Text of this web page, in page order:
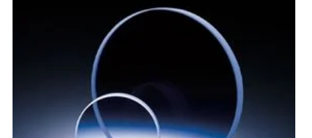
Components | SCHOTT 光學
| 紅外線光學產品
| 雷射顯微鏡
Isolators | 晶體和隔離器
| 雷射偏光片
Objectives | 有限共軛物鏡
Lighting |顯微鏡照明
| 實驗室和生產線
| 影視製作和高級攝影
Accessories | 成像鏡頭配件
Cameras | IDS 相機
Labs Cameras™ | Lucid Vision
| Pixelink 相機
Roughness Standards | 表面
Components | 主動光學元件
Accessories | UV固化設備
Tomography
and Detection
and Production | 清倉實驗室
| 重新認證照明
and Production | 重新認證實